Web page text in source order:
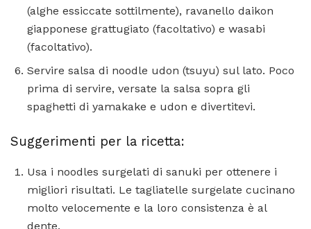
(alghe essiccate sottilmente), ravanello daikon
giapponese grattugiato (facoltativo) e wasabi
(facoltativo).
Servire salsa di noodle udon (tsuyu) sul lato. Poco
prima di servire, versate la salsa sopra gli
spaghetti di yamakake e udon e divertitevi.
Suggerimenti per la ricetta:
Usa i noodles surgelati di sanuki per ottenere i
migliori risultati. Le tagliatelle surgelate cucinano
molto velocemente e la loro consistenza è al
dente.